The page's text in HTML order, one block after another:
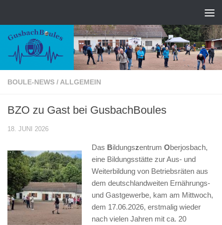
BOULE-NEWS / ALLGEMEIN
BZO zu Gast bei GusbachBoules
18. JUNI 2026
Das Bildungszentrum Oberjosbach,
eine Bildungsstätte zur Aus- und
Weiterbildung von Betriebsräten aus
dem deutschlandweiten Ernährungs-
und Gastgewerbe, kam am Mittwoch,
dem 17.06.2026, erstmalig wieder
nach vielen Jahren mit ca. 20